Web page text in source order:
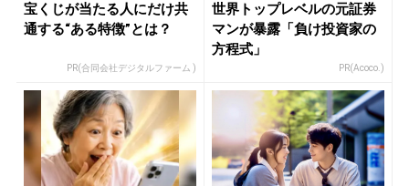
宝くじが当たる人にだけ共
通する“ある特徴”とは？
PR(合同会社デジタルファーム )
世界トップレベルの元証券
マンが暴露「負け投資家の
方程式」
PR(Acoco.)